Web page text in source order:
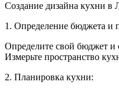
Создание дизайна кухни в
1. Определение бюджета и
Определите свой бюджет и
Измерьте пространство
2. Планировка кухни: